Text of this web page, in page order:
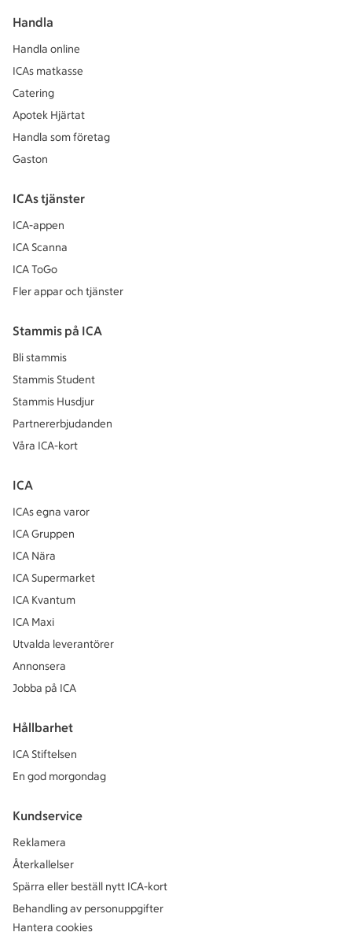
Handla
Handla online
ICAs matkasse
Catering
Apotek Hjärtat
Handla som företag
Gaston
ICAs tjänster
ICA-appen
ICA Scanna
ICA ToGo
Fler appar och tjänster
Stammis på ICA
Bli stammis
Stammis Student
Stammis Husdjur
Partnererbjudanden
Våra ICA-kort
ICA
ICAs egna varor
ICA Gruppen
ICA Nära
ICA Supermarket
ICA Kvantum
ICA Maxi
Utvalda leverantörer
Annonsera
Jobba på ICA
Hållbarhet
ICA Stiftelsen
En god morgondag
Kundservice
Reklamera
Återkallelser
Spärra eller beställ nytt ICA-kort
Behandling av personuppgifter
Hantera cookies